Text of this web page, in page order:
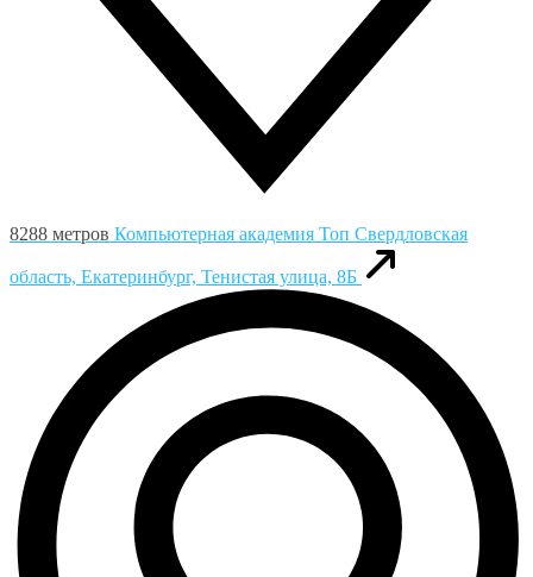
8288 метров Компьютерная академия Toп Свердловская
область, Екатеринбург, Тенистая улица, 8Б